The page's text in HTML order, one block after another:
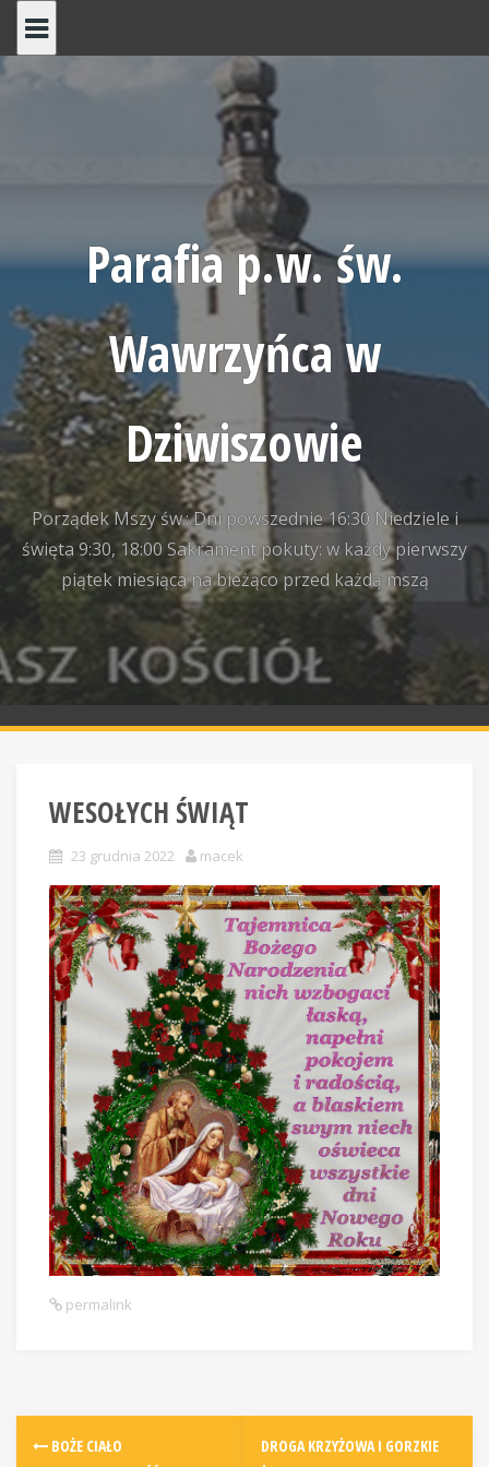
Parafia p.w. św.
Wawrzyńca w
Dziwiszowie
Porządek Mszy św.: Dni powszednie 16:30 Niedziele i
święta 9:30, 18:00 Sakrament pokuty: w każdy pierwszy
piątek miesiąca na bieżąco przed każdą mszą
WESOŁYCH ŚWIĄT
23 grudnia 2022 macek
permalink
BOŻE CIAŁO
DROGA KRZYŻOWA I GORZKIE